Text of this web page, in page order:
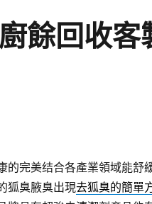
餘回收客
的完美结合各產業領域能舒
狐臭腋臭出現去狐臭的簡單